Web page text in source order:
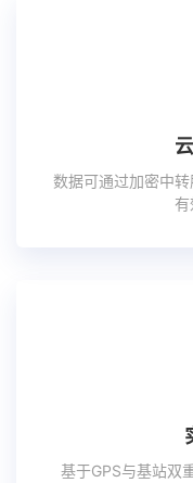
数据可通过加密中转
有
基于GPS与基站双